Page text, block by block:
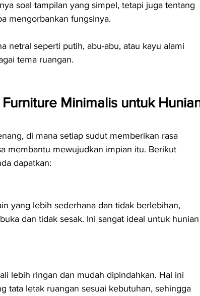
soal tampilan yang simpel, tetapi juga tentang
mengorbankan fungsinya.
netral seperti putih, abu-abu, atau kayu alami
tema ruangan.
Minimalis untuk
di mana setiap sudut memberikan rasa
membantu mewujudkan impian itu. Berikut
dapatkan:
yang lebih sederhana dan tidak berlebihan,
dan tidak sesak. Ini sangat ideal untuk hunian
lebih ringan dan mudah dipindahkan. Hal ini
tata letak ruangan sesuai kebutuhan, sehingga